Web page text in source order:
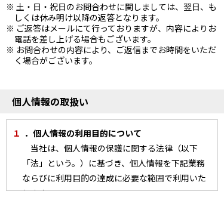
土・日・祝日のお問合わせに関しましては、翌日、も
しくは休み明け以降の返答となります。
ご返答はメールにて行っておりますが、内容によりお
電話を差し上げる場合もございます。
お問合わせの内容により、ご返信までお時間をいただ
く場合がございます。
個人情報の取扱い
１ ．個人情報の利用目的について
当社は、個人情報の保護に関する法律（以下
「法」という。）に基づき、個人情報を下記業務
ならびに利用目的の達成に必要な範囲で利用いた
します。